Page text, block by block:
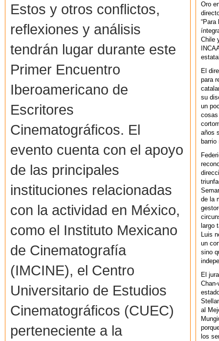
Estos y otros conflictos,
reflexiones y análisis
tendrán lugar durante este
Primer Encuentro
Iberoamericano de
Escritores
Cinematográficos. El
evento cuenta con el apoyo
de las principales
instituciones relacionadas
con la actividad en México,
como el Instituto Mexicano
de Cinematografía
(IMCINE), el Centro
Universitario de Estudios
Cinematográficos (CUEC)
perteneciente a la
Oro
“Para
Chile
El
para
su
un
cosas
años
de la
largo
Luis
un
sino
El
al
los